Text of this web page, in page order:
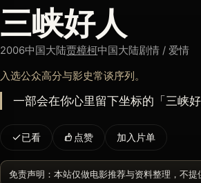
三峡好人
2006中国大陆贾樟柯中国大陆剧情 / 爱情
入选公众高分与影史常谈序列。
一部会在你心里留下坐标的「三峡好
已看 点赞 加入片单
免责声明：本站仅做电影推荐与资料整理，不提